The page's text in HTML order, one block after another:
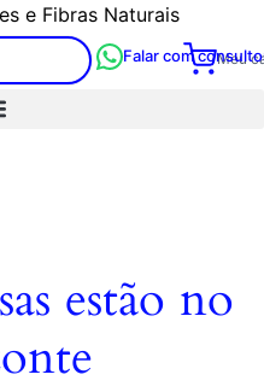
e Fibras Naturais
Meu
Falar com
estão no